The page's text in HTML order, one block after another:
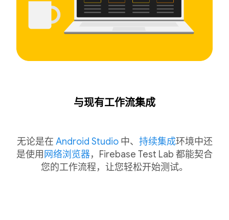
与现有工作流集成
无论是在 Android Studio中、 持续集成环境中还
是使用 网络浏览器，Firebase Test Lab 都能契合
您的工作流程，让您轻松开始测试。